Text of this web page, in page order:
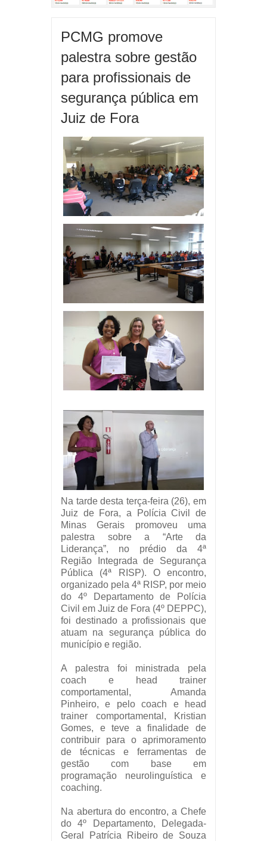
PCMG promove
palestra sobre gestão
para profissionais de
segurança pública em
Juiz de Fora
Na tarde desta terça-feira (26), em
Juiz de Fora, a Polícia Civil de
Minas Gerais promoveu uma
palestra sobre a “Arte da
Liderança”, no prédio da 4ª
Região Integrada de Segurança
Pública (4ª RISP). O encontro,
organizado pela 4ª RISP, por meio
do 4º Departamento de Polícia
Civil em Juiz de Fora (4º DEPPC),
foi destinado a profissionais que
atuam na segurança pública do
município e região.
A palestra foi ministrada pela
coach e head trainer
comportamental, Amanda
Pinheiro, e pelo coach e head
trainer comportamental, Kristian
Gomes, e teve a finalidade de
contribuir para o aprimoramento
de técnicas e ferramentas de
gestão com base em
programação neurolinguística e
coaching.
Na abertura do encontro, a Chefe
do 4º Departamento, Delegada-
Geral Patrícia Ribeiro de Souza